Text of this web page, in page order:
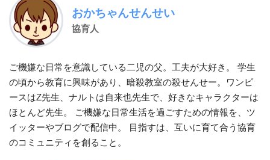
おかちゃんせんせい
協育人
ご機嫌な日常を意識している二児の父。工夫が大好き。 学生
の頃から教育に興味があり、暗殺教室の殺せんせー。ワンピ
ースはZ先生、ナルトは自来也先生で、好きなキャラクターは
ほとんど先生。 ご機嫌な日常生活を過ごすための情報を、ツ
イッターやブログで配信中。 目指すは、互いに育て合う協育
のコミュニティを創ること。